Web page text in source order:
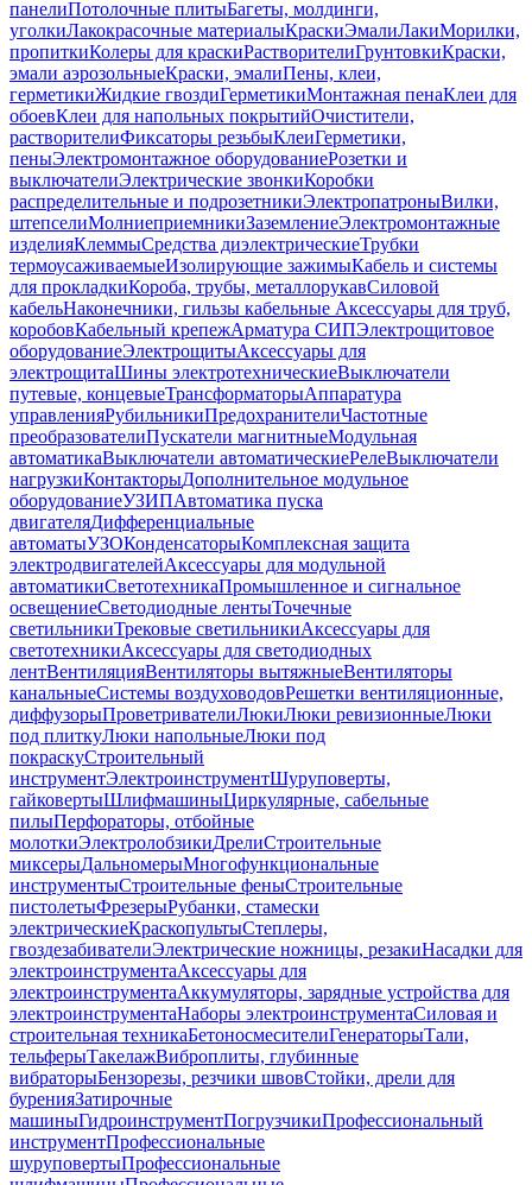
панелиПотолочные плитыБагеты, молдинги,
уголкиЛакокрасочные материалыКраскиЭмалиЛакиМорилки,
пропиткиКолеры для краскиРастворителиГрунтовкиКраски,
эмали аэрозольныеКраски, эмалиПены, клеи,
герметикиЖидкие гвоздиГерметикиМонтажная пенаКлеи для
обоевКлеи для напольных покрытийОчистители,
растворителиФиксаторы резьбыКлеиГерметики,
пеныЭлектромонтажное оборудованиеРозетки и
выключателиЭлектрические звонкиКоробки
распределительные и подрозетникиЭлектропатроныВилки,
штепселиМолниеприемникиЗаземлениеЭлектромонтажные
изделияКлеммыСредства диэлектрическиеТрубки
термоусаживаемыеИзолирующие зажимыКабель и системы
для прокладкиКороба, трубы, металлорукавСиловой
кабельНаконечники, гильзы кабельные Аксессуары для труб,
коробовКабельный крепежАрматура СИПЭлектрощитовое
оборудованиеЭлектрощитыАксессуары для
электрощитаШины электротехническиеВыключатели
путевые, концевыеТрансформаторыАппаратура
управленияРубильникиПредохранителиЧастотные
преобразователиПускатели магнитныеМодульная
автоматикаВыключатели автоматическиеРелеВыключатели
нагрузкиКонтакторыДополнительное модульное
оборудованиеУЗИПАвтоматика пуска
двигателяДифференциальные
автоматыУЗОКонденсаторыКомплексная защита
электродвигателейАксессуары для модульной
автоматикиСветотехникаПромышленное и сигнальное
освещениеСветодиодные лентыТочечные
светильникиТрековые светильникиАксессуары для
светотехникиАксессуары для светодиодных
лентВентиляцияВентиляторы вытяжныеВентиляторы
канальныеСистемы воздуховодовРешетки вентиляционные,
диффузорыПроветривателиЛюкиЛюки ревизионныеЛюки
под плиткуЛюки напольныеЛюки под
покраскуСтроительный
инструментЭлектроинструментШуруповерты,
гайковертыШлифмашиныЦиркулярные, сабельные
пилыПерфораторы, отбойные
молоткиЭлектролобзикиДрелиСтроительные
миксерыДальномерыМногофункциональные
инструментыСтроительные феныСтроительные
пистолетыФрезерыРубанки, стамески
электрическиеКраскопультыСтеплеры,
гвоздезабивателиЭлектрические ножницы, резакиНасадки для
электроинструментаАксессуары для
электроинструментаАккумуляторы, зарядные устройства для
электроинструментаНаборы электроинструментаСиловая и
строительная техникаБетоносмесителиГенераторыТали,
тельферыТакелажВиброплиты, глубинные
вибраторыБензорезы, резчики швовСтойки, дрели для
буренияЗатирочные
машиныГидроинструментПогрузчикиПрофессиональный
инструментПрофессиональные
шуруповертыПрофессиональные